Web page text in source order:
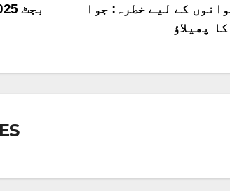
کے لیے خطرہ: جوا